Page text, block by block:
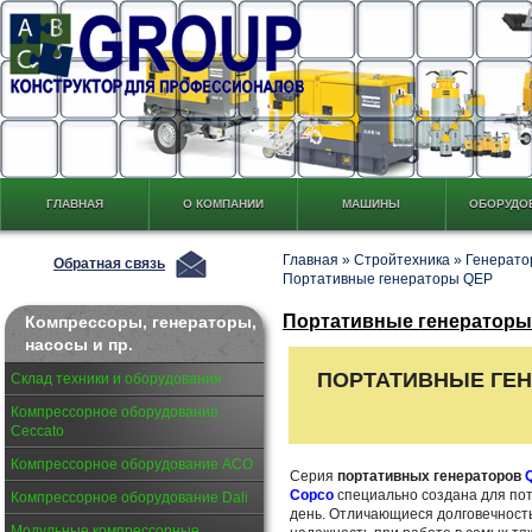
ГЛАВНАЯ О КОМПАНИИ МАШИНЫ
Обратная связь
Компрессоры, генераторы,
насосы и пр.
Склад техники и оборудования
Компрессорное оборудование
Ceccato
Компрессорное оборудование АСО
Компрессорное оборудование Dali
Главная » Стройтехника »
Портативные генераторы QEP
Портативные
ПОРТАТИВНЫЕ
Серия портативных генераторов
Copco специально создана для
день. Отличающиеся